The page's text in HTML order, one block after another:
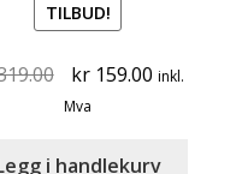
TILBUD!
Original
price
kr 319.00.
kr159.00Current
kr 159.00.
inkl.
Mva
i handlekurv